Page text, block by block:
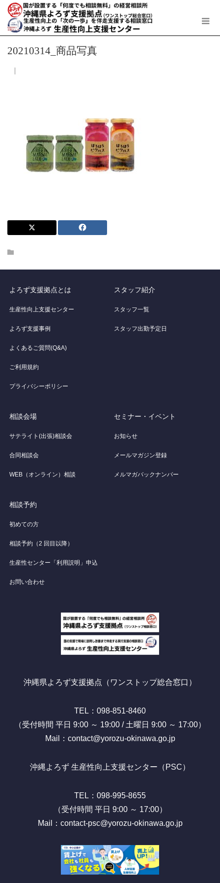
20210314_商品写真
よろず支援拠点とは
生産性向上支援センター
よろず支援事例
よくあるご質問(Q&A)
ご利用規約
プライバシーポリシー
スタッフ紹介
スタッフ一覧
スタッフ出勤予定日
相談会場
サテライト(出張)相談会
合同相談会
WEB（オンライン）相談
セミナー・イベント
お知らせ
メールマガジン登録
メルマガバックナンバー
相談予約
初めての方
相談予約（2 回目以降）
生産性センター「利用説明」申込
お問い合わせ
沖縄県よろず支援拠点（ワンストップ総合窓口）
TEL：098-851-8460
（受付時間 平日 9:00 ～ 19:00 / 土曜日 9:00 ～ 17:00）
Mail：contact@yorozu-okinawa.go.jp
沖縄よろず 生産性向上支援センター（PSC）
TEL：098-995-8655
（受付時間 平日 9:00 ～ 17:00）
Mail：contact-psc@yorozu-okinawa.go.jp